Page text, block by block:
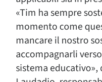
«Tim ha sempre
momento come
mancare il nostro
accompagnarli
sistema educativo»,